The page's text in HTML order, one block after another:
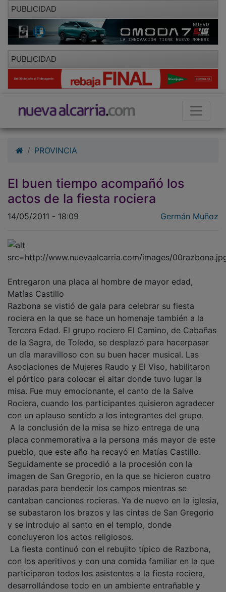
PUBLICIDAD
PUBLICIDAD
PROVINCIA
El buen tiempo acompañó los
actos de la fiesta rociera
14/05/2011 - 18:09 Germán Muñoz
Entregaron una placa al hombre de mayor edad,
Matías Castillo
Razbona se vistió de gala para celebrar su fiesta
rociera en la que se hace un homenaje también a la
Tercera Edad. El grupo rociero El Camino, de Cabañas
de la Sagra, de Toledo, se desplazó para hacerpasar
un día maravilloso con su buen hacer musical. Las
Asociaciones de Mujeres Raudo y El Viso, habilitaron
el pórtico para colocar el altar donde tuvo lugar la
misa. Fue muy emocionante, el canto de la Salve
Rociera, cuando los participantes quisieron agradecer
con un aplauso sentido a los integrantes del grupo.
A la conclusión de la misa se hizo entrega de una
placa conmemorativa a la persona más mayor de este
pueblo, que este año ha recayó en Matías Castillo.
Seguidamente se procedió a la procesión con la
imagen de San Gregorio, en la que se hicieron cuatro
paradas para bendecir los campos mientras se
cantaban canciones rocieras. Ya de nuevo en la iglesia,
se subastaron los brazos y las cintas de San Gregorio
y se introdujo al santo en el templo, donde
concluyeron los actos religiosos.
La fiesta continuó con el rebujito típico de Razbona,
con los aperitivos y con una comida familiar en la que
participaron todos los asistentes a la fiesta rociera,
desarrollándose todo en un ambiente entrañable y